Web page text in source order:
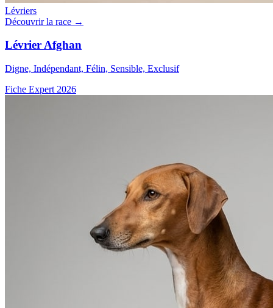
Lévriers
Découvrir la race →
Lévrier Afghan
Digne, Indépendant, Félin, Sensible, Exclusif
Fiche Expert 2026